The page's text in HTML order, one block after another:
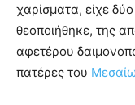
χαρίσματα, είχε
θεοποιήθηκε, της
αφετέρου
πατέρες του